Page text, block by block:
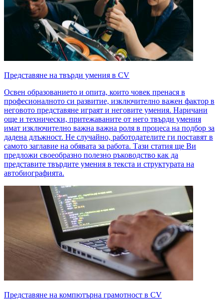
Представяне на твърди умения в CV
Освен образованието и опита, които човек пренася в
професионалното си развитие, изключително важен фактор в
неговото представяне играят и неговите умения. Наричани
още и технически, притежаваните от него твърди умения
имат изключително важна важна роля в процеса на подбор за
дадена длъжност. Не случайно, работодателите ги поставят в
самото заглавие на обявата за работа. Тази статия ще Ви
предложи своеобразно полезно ръководство как да
представите твърдите умения в текста и структурата на
автобиографията.
Представяне на компютърна грамотност в CV